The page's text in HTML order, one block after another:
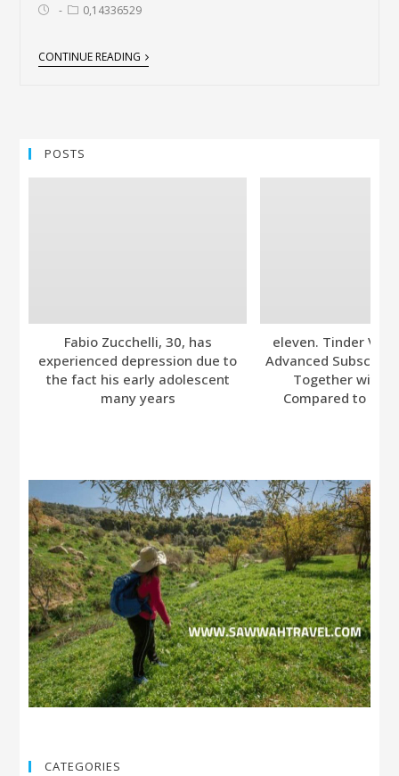
0,14336529
CONTINUE READING
POSTS
Fabio Zucchelli, 30, has
experienced depression due to
the fact his early adolescent
many years
eleven. Tinder
Advanced
Together with
Compared to
CATEGORIES